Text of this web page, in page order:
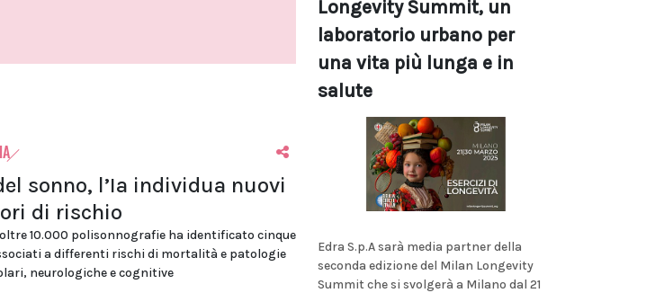
sonno, l’Ia individua nuovi
di rischio
oltre 10.000 polisonnografie ha identificato cinque
a differenti rischi di mortalità e patologie
neurologiche e cognitive
Longevity Summit, un
laboratorio urbano per
una vita più lunga e in
salute
Edra S.p.A sarà media partner della
seconda edizione del Milan Longevity
Summit che si svolgerà a Milano dal 21